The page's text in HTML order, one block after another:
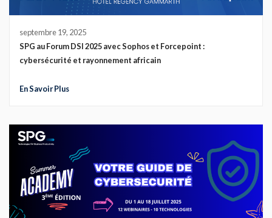
septembre 19, 2025
SPG au Forum DSI 2025 avec Sophos et Forcepoint :
cybersécurité et rayonnement africain
En Savoir Plus